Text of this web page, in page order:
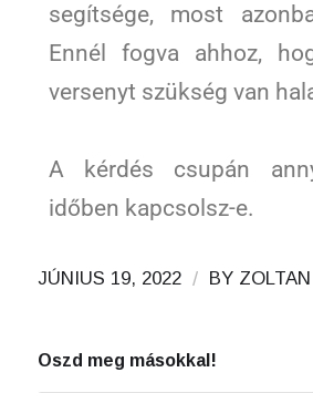
segítsége, most
Ennél fogva ahhoz,
versenyt szükség van
A kérdés csupán
időben kapcsolsz-e.
JÚNIUS 19, 2022 / BY
Oszd meg másokkal!